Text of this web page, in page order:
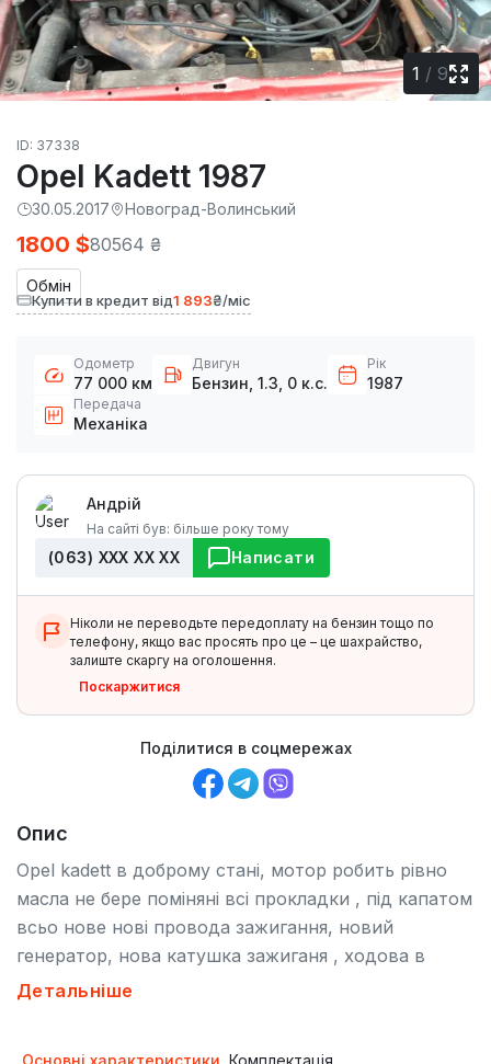
1 / 9
ID: 37338
Opel Kadett 1987
30.05.2017 Новоград-Волинський
Обмін
1800 $80564 ₴
Купити в кредит від1 893₴/міс
Одометр
77 000 км
Двигун
Бензин, 1.3, 0 к.с.
Рік
1987
Передача
Механіка
Андрій
На сайті був: більше року тому
(063) ХХХ ХХ ХХ Написати
Ніколи не переводьте передоплату на бензин тощо по
телефону, якщо вас просять про це – це шахрайство,
залиште скаргу на оголошення.
Поскаржитися
Поділитися в соцмережах
Опис
Opel kadett в доброму стані, мотор робить рівно
масла не бере поміняні всі прокладки , під капатом
всьо нове нові провода зажигання, новий
генератор, нова катушка зажиганя , ходова в
доброму стані перебиралась місяць назад, газ на
Детальніше